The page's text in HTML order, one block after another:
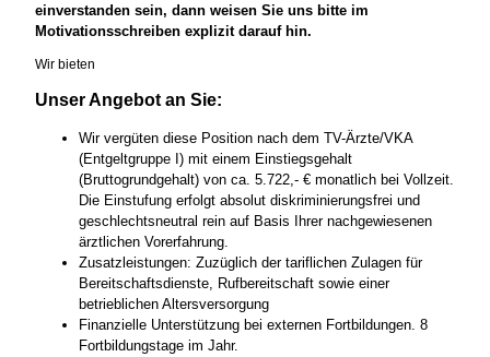
einverstanden sein, dann weisen Sie uns bitte im
Motivationsschreiben explizit darauf hin.
Wir bieten
Unser Angebot an Sie:
Wir vergüten diese Position nach dem TV-Ärzte/VKA
(Entgeltgruppe I) mit einem Einstiegsgehalt
(Bruttogrundgehalt) von ca. 5.722,- € monatlich bei Vollzeit.
Die Einstufung erfolgt absolut diskriminierungsfrei und
geschlechtsneutral rein auf Basis Ihrer nachgewiesenen
ärztlichen Vorerfahrung.
Zusatzleistungen: Zuzüglich der tariflichen Zulagen für
Bereitschaftsdienste, Rufbereitschaft sowie einer
betrieblichen Altersversorgung
Finanzielle Unterstützung bei externen Fortbildungen. 8
Fortbildungstage im Jahr.